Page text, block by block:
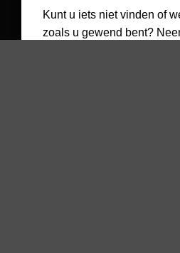
Kunt u iets niet vinden of
zoals u gewend bent?